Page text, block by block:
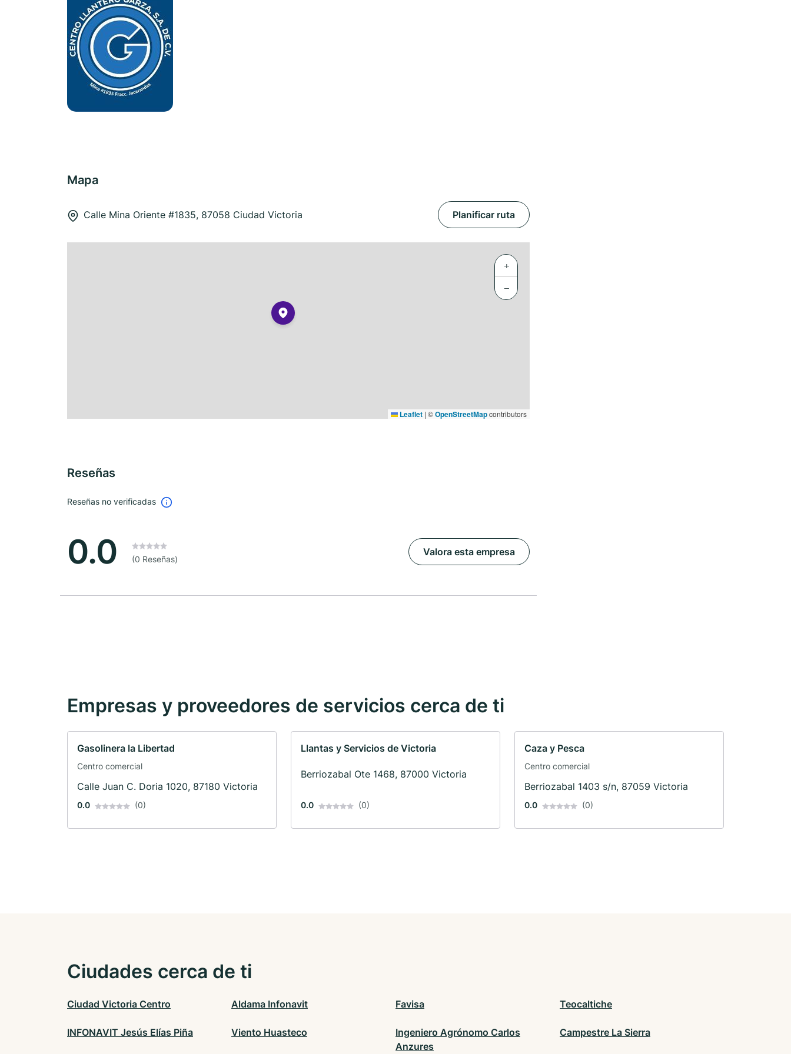
Mapa
Calle Mina Oriente #1835, 87058 Ciudad Victoria Planificar ruta
+
−
Leaflet | ©OpenStreetMapcontributors
Reseñas
Reseñas no verificadas
0.0 (0 Reseñas)
Valora esta empresa
Empresas y proveedores de servicios cerca de ti
Gasolinera la Libertad
Centro comercial
Calle Juan C. Doria 1020, 87180 Victoria
0.0 (0)
Llantas y Servicios de Victoria
Berriozabal Ote 1468, 87000 Victoria
0.0 (0)
Caza y Pesca
Centro comercial
Berriozabal 1403 s/n, 87059 Victoria
0.0 (0)
Ciudades cerca de ti
Ciudad Victoria Centro Aldama Infonavit Favisa Teocaltiche
INFONAVIT Jesús Elías Piña Viento Huasteco
Ingeniero Agrónomo Carlos
Anzures
Campestre La Sierra